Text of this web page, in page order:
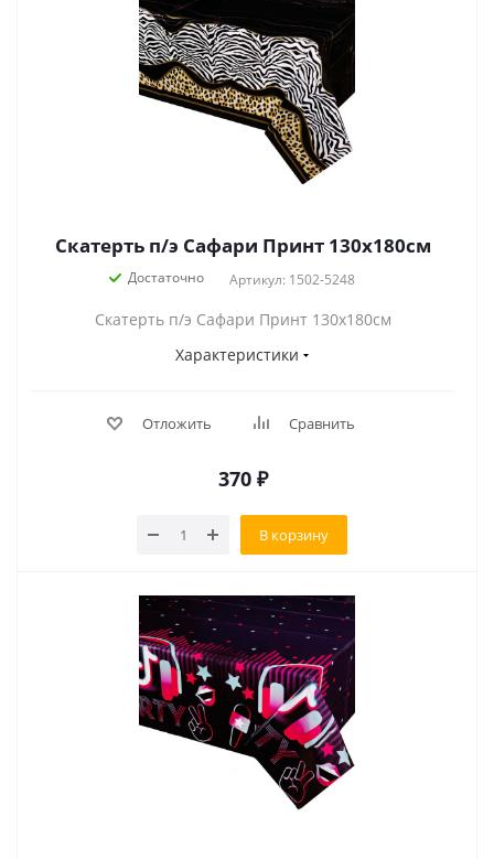
Скатерть п/э Сафари Принт 130х180см
Достаточно Артикул: 1502-5248
Скатерть п/э Сафари Принт 130х180см
Характеристики
Отложить Сравнить
370 ₽
В корзину